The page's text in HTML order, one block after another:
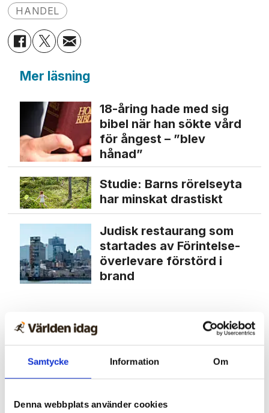
Samtycke Information Om
Denna webbplats använder cookies
HANDEL
Mer läsning
18-åring hade med sig
bibel när han sökte vård
för ångest – ”blev
hånad”
Studie: Barns rörelseyta
har minskat drastiskt
Judisk restaurang som
startades av Förintelse­
överlevare förstörd i
brand